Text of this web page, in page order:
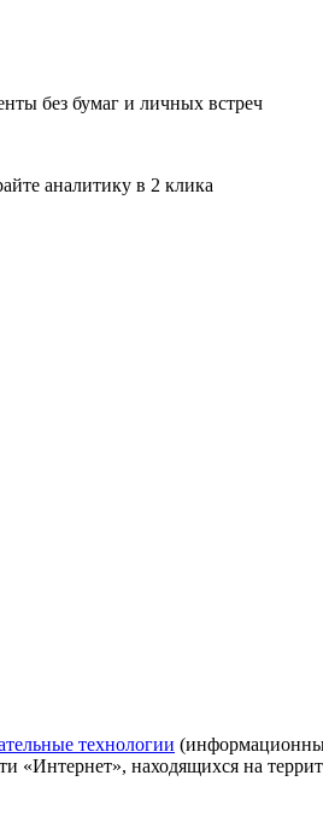
без бумаг и личных встреч
аналитику в 2 клика
технологии
«Интернет», находящихся на